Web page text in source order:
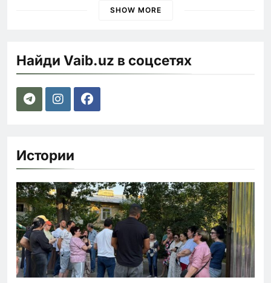
SHOW MORE
Найди Vaib.uz в соцсетях
Истории